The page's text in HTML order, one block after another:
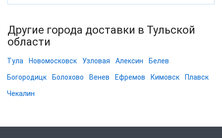
Другие города доставки в Тульской
области
Тула Новомосковск Узловая Алексин Белев
Богородицк Болохово Венев Ефремов Кимовск Плавск
Чекалин